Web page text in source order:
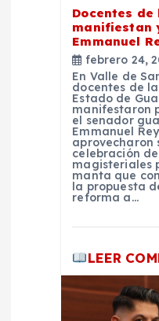
Docentes de
manifiestan
Emmanuel
febrero 24,
En Valle de
docentes de
Estado de
manifestaron
el senador
Emmanuel
aprovecharon
celebración
magisteriales
manta que
la propuesta
reforma a…
LEER